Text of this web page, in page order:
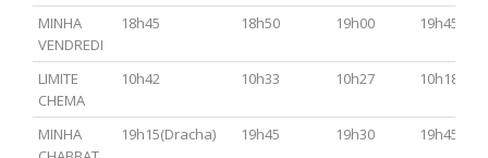
MINHA
VENDREDI
18h45 18h50 19h00 19h45
LIMITE
CHEMA
10h42 10h33 10h27 10h18
MINHA
19h15(Dracha) 19h45 19h30 19h45